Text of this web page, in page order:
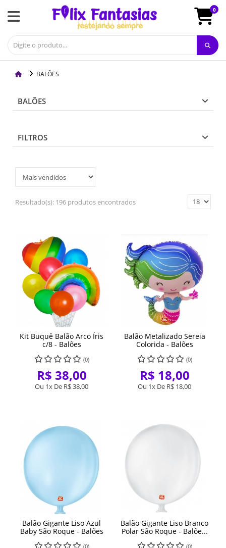
0
BALÕES
BALÕES
FILTROS
Resultado(s): 196 produtos encontrados
Kit Buquê Balão Arco Íris
c/8 - Balões
(0)
R$ 38,00
Ou 1x De R$ 38,00
Balão Metalizado Sereia
Colorida - Balões
(0)
R$ 18,00
Ou 1x De R$ 18,00
Balão Gigante Liso Azul
Baby São Roque - Balões
(0)
Balão Gigante Liso Branco
Polar São Roque - Balõe...
(0)